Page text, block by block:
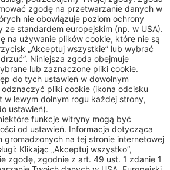
TECHNOLOGIES Sp. z o.o.
ul. Pańska 73
00-834 WARSZAWA
+48 (22 314 75 40)
Kontakt
Linki